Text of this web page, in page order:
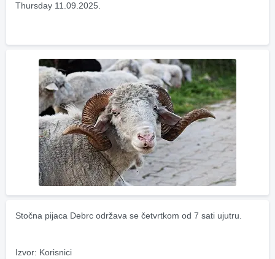
Thursday 11.09.2025.
Stočna pijaca Debrc održava se četvrtkom od 7 sati ujutru.
Izvor: Korisnici